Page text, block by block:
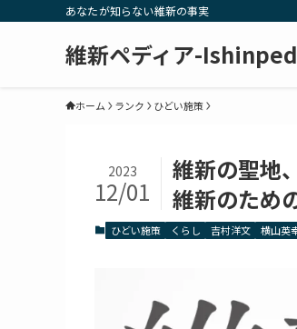
あなたが知らない維新の事実
維新ペディア-
ホーム ランク ひどい施策
維新の聖地
維新のため
2023
12/01
ひどい施策 くらし 吉村洋文 横山英